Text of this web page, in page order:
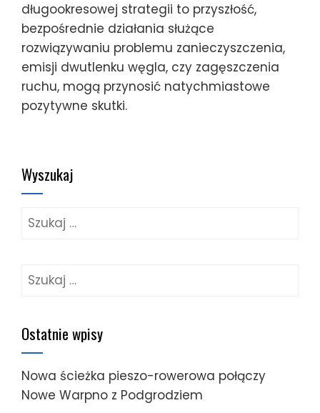
długookresowej strategii to przyszłość,
bezpośrednie działania służące
rozwiązywaniu problemu zanieczyszczenia,
emisji dwutlenku węgla, czy zagęszczenia
ruchu, mogą przynosić natychmiastowe
pozytywne skutki.
Wyszukaj
Szukaj:
Szukaj:
Ostatnie wpisy
Nowa ścieżka pieszo-rowerowa połączy
Nowe Warpno z Podgrodziem